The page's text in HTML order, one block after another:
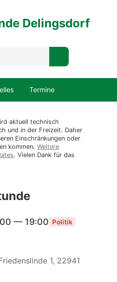
Delingsdorf
Termine
aktuell technisch
und in der Freizeit. Daher
Einschränkungen oder
kommen. Weitere
. Vielen Dank für das
— 19:00 Politik
1, 22941